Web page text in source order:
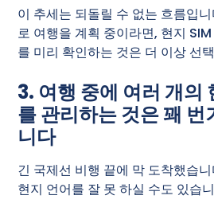
이 추세는 되돌릴 수 없는 흐름입
로 여행을 계획 중이라면, 현지
를 미리 확인하는 것은 더 이상 선
3. 여행 중에 여러 개의
를 관리하는 것은 꽤 번
니다
긴 국제선 비행 끝에 막 도착했습
현지 언어를 잘 못 하실 수도 있습